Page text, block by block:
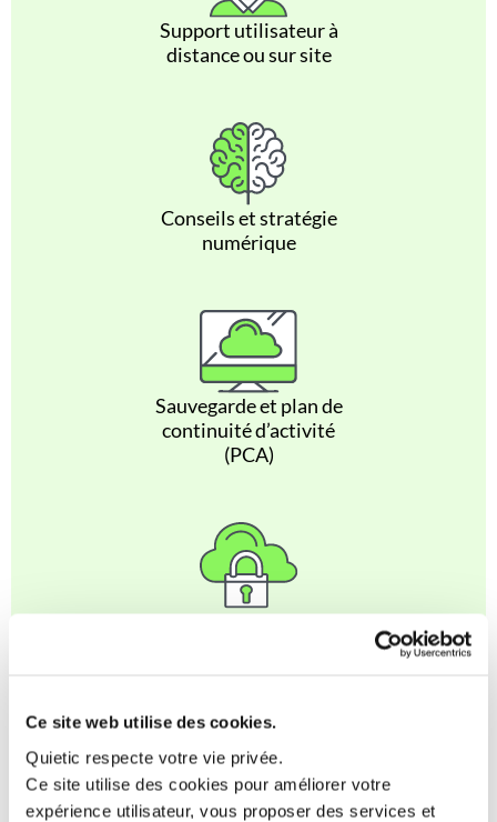
Ce site web utilise des cookies.
Quietic respecte votre vie privée.
Ce site utilise des cookies pour améliorer votre
expérience utilisateur, vous proposer des services et
Support utilisateur à
distance ou sur site
Conseils et stratégie
numérique
Sauvegarde et plan de
continuité d’activité
(PCA)
Gestion de la sécurité,